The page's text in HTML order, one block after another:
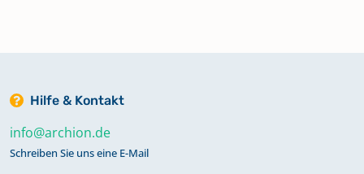
Hilfe & Kontakt
info@archion.de
Schreiben Sie uns eine E-Mail